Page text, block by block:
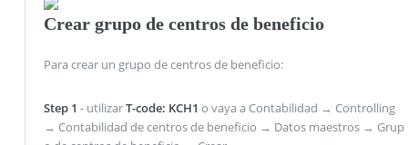
Crear grupo de centros de beneficio
Para crear un grupo de centros de beneficio:
Step 1 - utilizarT-code: KCH1 o vaya a Contabilidad → Controlling
→ Contabilidad de centros de beneficio → Datos maestros → Grup